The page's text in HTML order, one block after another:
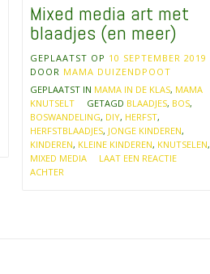
Mixed media art met
blaadjes (en meer)
GEPLAATST OP 10 SEPTEMBER 2019
DOOR MAMA DUIZENDPOOT
GEPLAATST IN MAMA IN DE KLAS, MAMA
KNUTSELT
GETAGD BLAADJES, BOS,
BOSWANDELING, DIY, HERFST,
HERFSTBLAADJES, JONGE KINDEREN,
KINDEREN, KLEINE KINDEREN, KNUTSELEN,
MIXED MEDIA
LAAT EEN REACTIE
ACHTER